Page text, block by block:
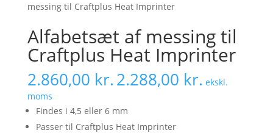
messing til Craftplus Heat Imprinter
Alfabetsæt af messing til
Craftplus Heat Imprinter
2.860,00 kr.2.288,00 kr. ekskl.
moms
Findes i 4,5 eller 6 mm
Passer til Craftplus Heat Imprinter